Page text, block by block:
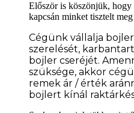
Először is köszönjük, hogy
kapcsán minket tisztelt
Cégünk vállalja
szerelését,
bojler cseréjét.
szüksége, akkor
remek ár / érték
bojlert kínál